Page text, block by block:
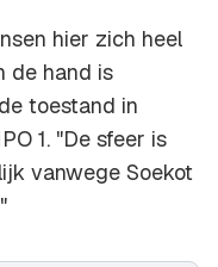
hier zich heel
de hand is
toestand in
1. "De sfeer is
vanwege Soekot